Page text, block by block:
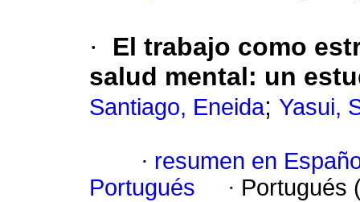
·
El trabajo como
salud mental: un
Santiago, Eneida; Yasui,
· resumen en
Portugués
· Portugués